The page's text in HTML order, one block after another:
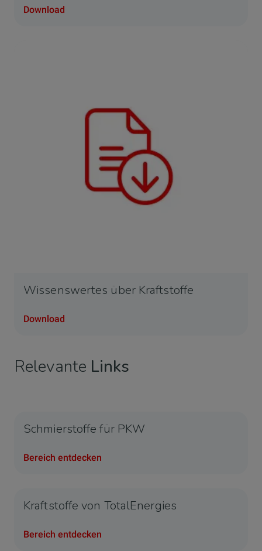
Download
Wissenswertes über Kraftstoffe
Download
Relevante Links
Schmierstoffe für PKW
Bereich entdecken
Kraftstoffe von TotalEnergies
Bereich entdecken